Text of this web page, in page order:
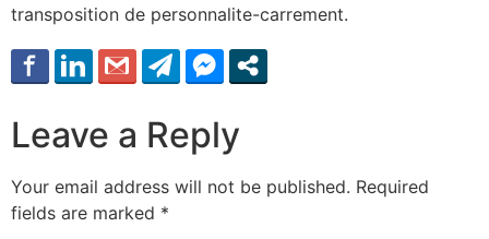
transposition de personnalite-carrement.
Leave a Reply
Your email address will not be published. Required
fields are marked *